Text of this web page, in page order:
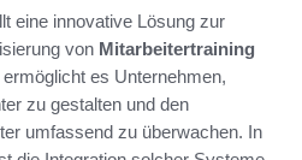
eine innovative Lösung zur
von Mitarbeitertraining
es Unternehmen,
zu gestalten und den
umfassend zu überwachen. In